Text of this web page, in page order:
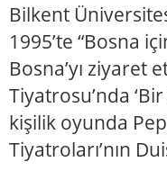
Bilkent
1995’te “Bosna
Bosna’yı ziyaret
Tiyatrosu’nda
kişilik oyunda
Tiyatroları’nın